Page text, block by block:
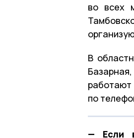
во всех
В
по
— Если